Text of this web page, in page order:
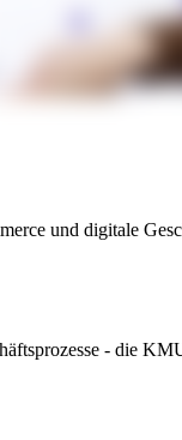
und digitale
- die